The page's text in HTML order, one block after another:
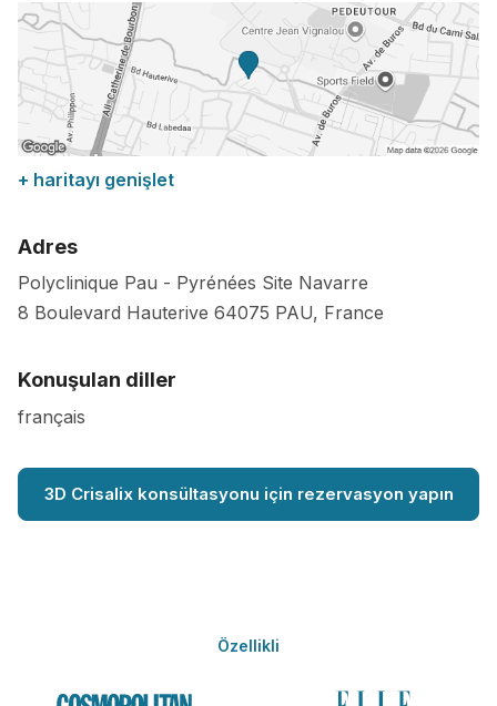
+ haritayı genişlet
Adres
Polyclinique Pau - Pyrénées Site Navarre
8 Boulevard Hauterive 64075 PAU, France
Konuşulan diller
français
3D Crisalix konsültasyonu için rezervasyon yapın
Özellikli